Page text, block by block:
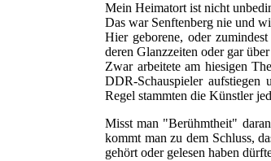
Mein Heimatort ist nicht
Das war Senftenberg nie und
Hier geborene, oder
deren Glanzzeiten oder gar
Zwar arbeitete am hiesigen
DDR-Schauspieler
Regel stammten die Künstler
Misst man "Berühmtheit"
kommt man zu dem Schluss,
gehört oder gelesen haben